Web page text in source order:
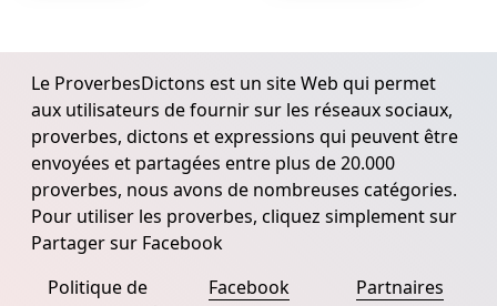
Le ProverbesDictons est un site Web qui permet
aux utilisateurs de fournir sur les réseaux sociaux,
proverbes, dictons et expressions qui peuvent être
envoyées et partagées entre plus de 20.000
proverbes, nous avons de nombreuses catégories.
Pour utiliser les proverbes, cliquez simplement sur
Partager sur Facebook
Politique de
Facebook
Partnaires